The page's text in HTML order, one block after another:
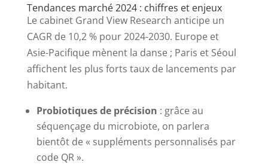
Tendances marché 2024 : chiffres et enjeux
Le cabinet Grand View Research anticipe un
CAGR de 10,2 % pour 2024-2030. Europe et
Asie-Pacifique mènent la danse ; Paris et Séoul
affichent les plus forts taux de lancements par
habitant.
Probiotiques de précision : grâce au
séquençage du microbiote, on parlera
bientôt de « suppléments personnalisés par
code QR ».